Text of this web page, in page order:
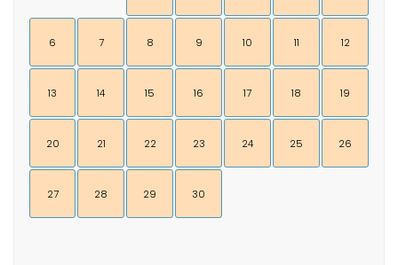
6 7 8 9 10 11 12
13 14 15 16 17 18 19
20 21 22 23 24 25 26
27 28 29 30